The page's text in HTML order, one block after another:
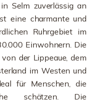
Selm zuverlässig an
eine charmante und
Ruhrgebiet im
Einwohnern. Die
der Lippeaue, dem
im Westen und
für Menschen, die
schätzen. Die